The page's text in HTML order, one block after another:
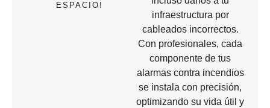
ESPACIO!
infraestructura por
cableados incorrectos.
Con profesionales, cada
componente de tus
alarmas contra incendios
se instala con precisión,
optimizando su vida útil y